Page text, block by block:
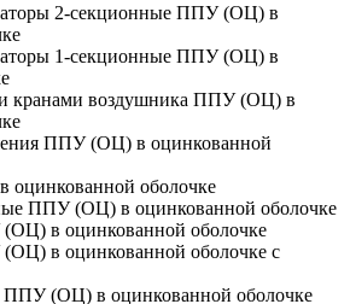
2-секционные ППУ (ОЦ) в
1-секционные ППУ (ОЦ) в
кранами воздушника ППУ (ОЦ) в
ППУ (ОЦ) в оцинкованной
оболочке
ППУ (ОЦ) в оцинкованной оболочке
в оцинкованной оболочке
в оцинкованной оболочке с
ППУ (ОЦ) в оцинкованной оболочке